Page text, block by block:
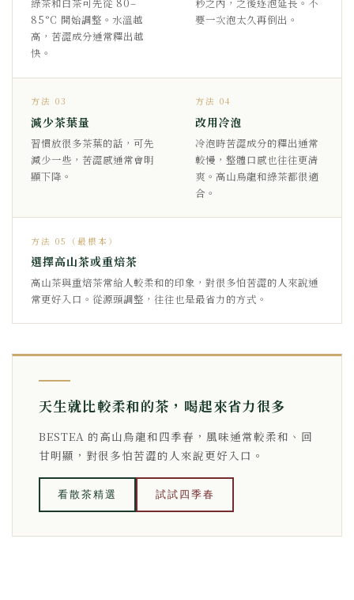
綠茶和白茶可先從 80–
85°C 開始調整。水溫越
高，苦澀成分通常釋出越
快。
秒之內，之後逐泡延長。不
要一次泡太久再倒出。
方法 03
減少茶葉量
習慣放很多茶葉的話，可先
減少一些，苦澀感通常會明
顯下降。
方法 04
改用冷泡
冷泡時苦澀成分的釋出通常
較慢，整體口感也往往更清
爽。高山烏龍和綠茶都很適
合。
方法 05（最根本）
選擇高山茶或重焙茶
高山茶與重焙茶常給人較柔和的印象，對很多怕苦澀的人來說通
常更好入口。從源頭調整，往往也是最省力的方式。
天生就比較柔和的茶，喝起來省力很多
BESTEA 的高山烏龍和四季春，風味通常較柔和、回
甘明顯，對很多怕苦澀的人來說更好入口。
看散茶精選 試試四季春